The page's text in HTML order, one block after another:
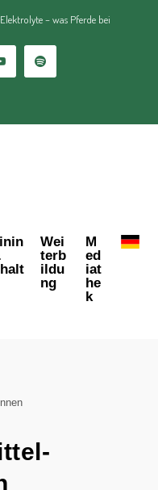
– was Pferde bei
Wei
terb
ildu
ng
M
ed
iat
he
k